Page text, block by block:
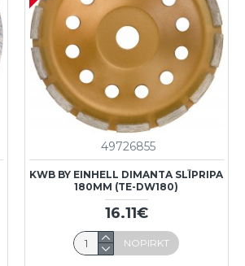
49726855
KWB BY EINHELL DIMANTA SLĪPRIPA
180MM (TE-DW180)
16.11€
NOPIRKT